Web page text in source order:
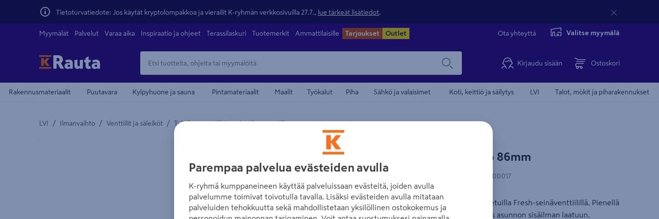
Tietoturvatiedote: Jos käytät kryptolompakkoa ja vierailit K-ryhmän verkkosivuilla 27.7., lue tärkeät lisätiedot
Myymälät Palvelut Varaa aika Inspiraatio ja ohjeet Terassilaskuri Tuotemerkit Ammattilaisille Tarjoukset Outlet Ota yhteyttä Valitse myymälä
Kirjaudu sisään Ostoskori
Rakennusmateriaalit Puutavara Kylpyhuone ja sauna Pintamateriaalit Maalit Työkalut Piha Sähkö ja valaisimet Koti, keittiö ja säilytys LVI Talot, mökit ja piharakennukset
LVI / Ilmanvaihto / Venttiilit ja säleiköt / Tuloilmaventtiilit ja poistoilmaventtiilit
Yksityiskohtainen kuvaus löytyy Tuotteen kuvaus -maamerkistä
Seinäventtiili Fresh F80 mp 86mm
7318111800017
Ilmanvaihto tehostuu suodattimilla varustetuilla Fresh-seinäventtiilillä. Pienellä
investoinnilla saadaan merkittävä parannus asunnon sisäilman laatuun.
Parempaa palvelua evästeiden avulla
K-ryhmä kumppaneineen käyttää palveluissaan evästeitä, joiden avulla
palvelumme toimivat toivotulla tavalla. Lisäksi evästeiden avulla mitataan
palveluiden tehokkuutta sekä mahdollistetaan yksilöllinen ostokokemus ja